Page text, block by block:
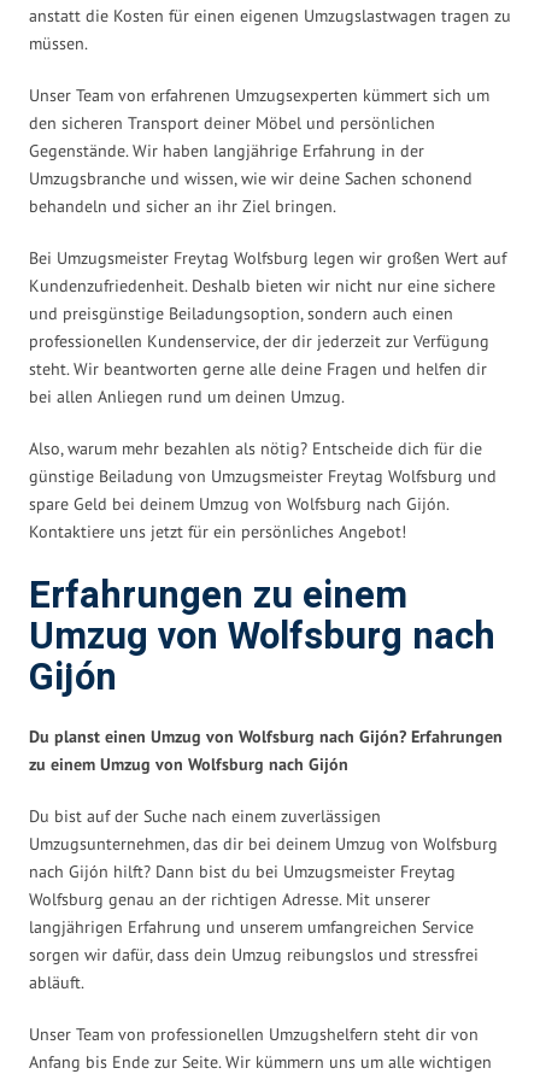
anstatt die Kosten für einen eigenen Umzugslastwagen tragen zu
müssen.
Unser Team von erfahrenen Umzugsexperten kümmert sich um
den sicheren Transport deiner Möbel und persönlichen
Gegenstände. Wir haben langjährige Erfahrung in der
Umzugsbranche und wissen, wie wir deine Sachen schonend
behandeln und sicher an ihr Ziel bringen.
Bei Umzugsmeister Freytag Wolfsburg legen wir großen Wert auf
Kundenzufriedenheit. Deshalb bieten wir nicht nur eine sichere
und preisgünstige Beiladungsoption, sondern auch einen
professionellen Kundenservice, der dir jederzeit zur Verfügung
steht. Wir beantworten gerne alle deine Fragen und helfen dir
bei allen Anliegen rund um deinen Umzug.
Also, warum mehr bezahlen als nötig? Entscheide dich für die
günstige Beiladung von Umzugsmeister Freytag Wolfsburg und
spare Geld bei deinem Umzug von Wolfsburg nach Gijón.
Kontaktiere uns jetzt für ein persönliches Angebot!
Erfahrungen zu einem
Umzug von Wolfsburg nach
Gijón
Du planst einen Umzug von Wolfsburg nach Gijón? Erfahrungen
zu einem Umzug von Wolfsburg nach Gijón
Du bist auf der Suche nach einem zuverlässigen
Umzugsunternehmen, das dir bei deinem Umzug von Wolfsburg
nach Gijón hilft? Dann bist du bei Umzugsmeister Freytag
Wolfsburg genau an der richtigen Adresse. Mit unserer
langjährigen Erfahrung und unserem umfangreichen Service
sorgen wir dafür, dass dein Umzug reibungslos und stressfrei
abläuft.
Unser Team von professionellen Umzugshelfern steht dir von
Anfang bis Ende zur Seite. Wir kümmern uns um alle wichtigen